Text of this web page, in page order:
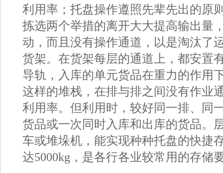
利用率；托盘操作遵照先辈先出的原
拣选两个举措的离开大大提高输出量
动，而且没有操作通道，以是淘汰了
货架。在货架每层的通道上，都安置
导轨，入库的单元货品在重力的作用
这样的堆栈，在排与排之间没有作业
利用率。但利用时，较好同一排、同
货品或一次同时入库和出库的货品。
车或堆垛机，能实现种种托盘的快捷
达5000kg，是各行各业较常用的